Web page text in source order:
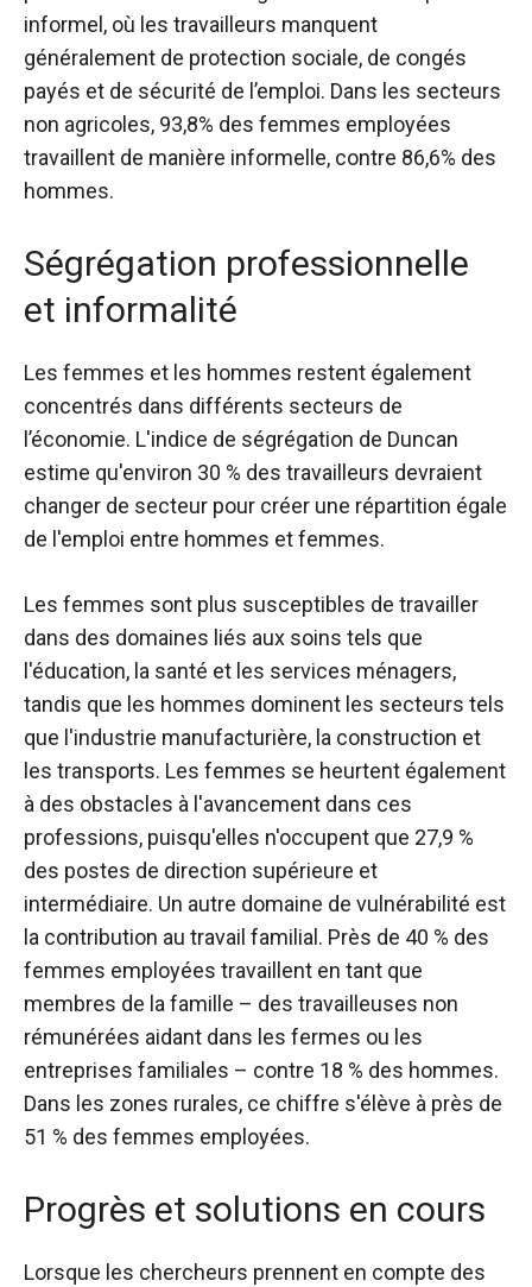
informel, où les travailleurs manquent
généralement de protection sociale, de congés
payés et de sécurité de l’emploi. Dans les secteurs
non agricoles, 93,8% des femmes employées
travaillent de manière informelle, contre 86,6% des
hommes.
Ségrégation professionnelle
et informalité
Les femmes et les hommes restent également
concentrés dans différents secteurs de
l’économie. L'indice de ségrégation de Duncan
estime qu'environ 30 % des travailleurs devraient
changer de secteur pour créer une répartition égale
de l'emploi entre hommes et femmes.
Les femmes sont plus susceptibles de travailler
dans des domaines liés aux soins tels que
l'éducation, la santé et les services ménagers,
tandis que les hommes dominent les secteurs tels
que l'industrie manufacturière, la construction et
les transports. Les femmes se heurtent également
à des obstacles à l'avancement dans ces
professions, puisqu'elles n'occupent que 27,9 %
des postes de direction supérieure et
intermédiaire. Un autre domaine de vulnérabilité est
la contribution au travail familial. Près de 40 % des
femmes employées travaillent en tant que
membres de la famille – des travailleuses non
rémunérées aidant dans les fermes ou les
entreprises familiales – contre 18 % des hommes.
Dans les zones rurales, ce chiffre s'élève à près de
51 % des femmes employées.
Progrès et solutions en cours
Lorsque les chercheurs prennent en compte des